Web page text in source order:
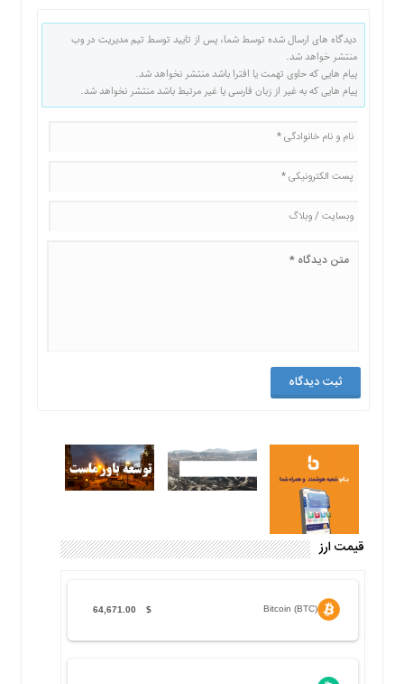
دیدگاه های ارسال شده توسط شما، پس از تایید توسط تیم مدیریت در وب
منتشر خواهد شد.
پیام هایی که حاوی تهمت یا افترا باشد منتشر نخواهد شد.
پیام هایی که به غیر از زبان فارسی یا غیر مرتبط باشد منتشر نخواهد شد.
قیمت ارز
Bitcoin (BTC)
$
64,671.00